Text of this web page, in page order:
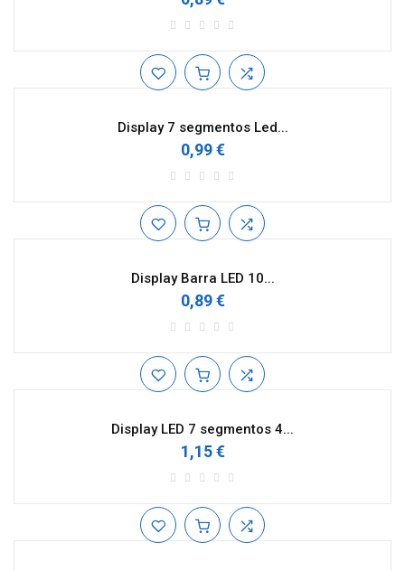
Display 7 segmentos Led...
0,99 €
Display Barra LED 10...
0,89 €
Display LED 7 segmentos 4...
1,15 €